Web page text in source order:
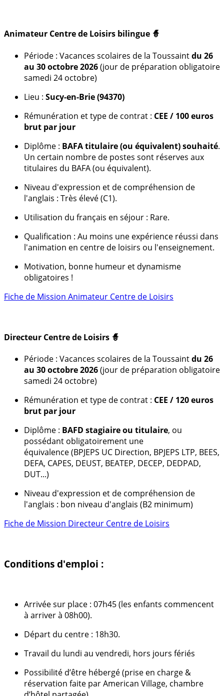
Animateur Centre de Loisirs bilingue 🧙
Période : Vacances scolaires de la Toussaintdu 26
au 30 octobre 2026(jour de préparation obligatoire
samedi 24 octobre)
Lieu : Sucy-en-Brie (94370)
Rémunération et type de contrat : CEE / 100 euros
brut par jour
Diplôme : BAFA titulaire (ou équivalent) souhaité.
Un certain nombre de postes sont réserves aux
titulaires du BAFA (ou équivalent).
Niveau d'expression et de compréhension de
l'anglais : Très élevé (C1).
Utilisation du français en séjour : Rare.
Qualification : Au moins une expérience réussi dans
l'animation en centre de loisirs ou l'enseignement.
Motivation, bonne humeur et dynamisme
obligatoires !
Fiche de Mission Animateur Centre de Loisirs
Directeur Centre de Loisirs 🧙
Période : Vacances scolaires de la Toussaintdu 26
au 30 octobre 2026(jour de préparation obligatoire
samedi 24 octobre)
Rémunération et type de contrat : CEE / 120 euros
brut par jour
Diplôme : BAFD stagiaire ou titulaire, ou
possédant obligatoirement une
équivalence (BPJEPS UC Direction, BPJEPS LTP, BEES,
DEFA, CAPES, DEUST, BEATEP, DECEP, DEDPAD,
DUT...)
Niveau d'expression et de compréhension de
l'anglais : bon niveau d'anglais (B2 minimum)
Fiche de Mission Directeur Centre de Loisirs
Conditions d'emploi :
Arrivée sur place : 07h45 (les enfants commencent
à arriver à 08h00).
Départ du centre : 18h30.
Travail du lundi au vendredi, hors jours fériés
Possibilité d’être hébergé (prise en charge &
réservation faite par American Village, chambre